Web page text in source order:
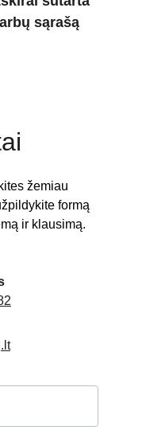
sąrašą
žemiau
formą
ir klausimą.